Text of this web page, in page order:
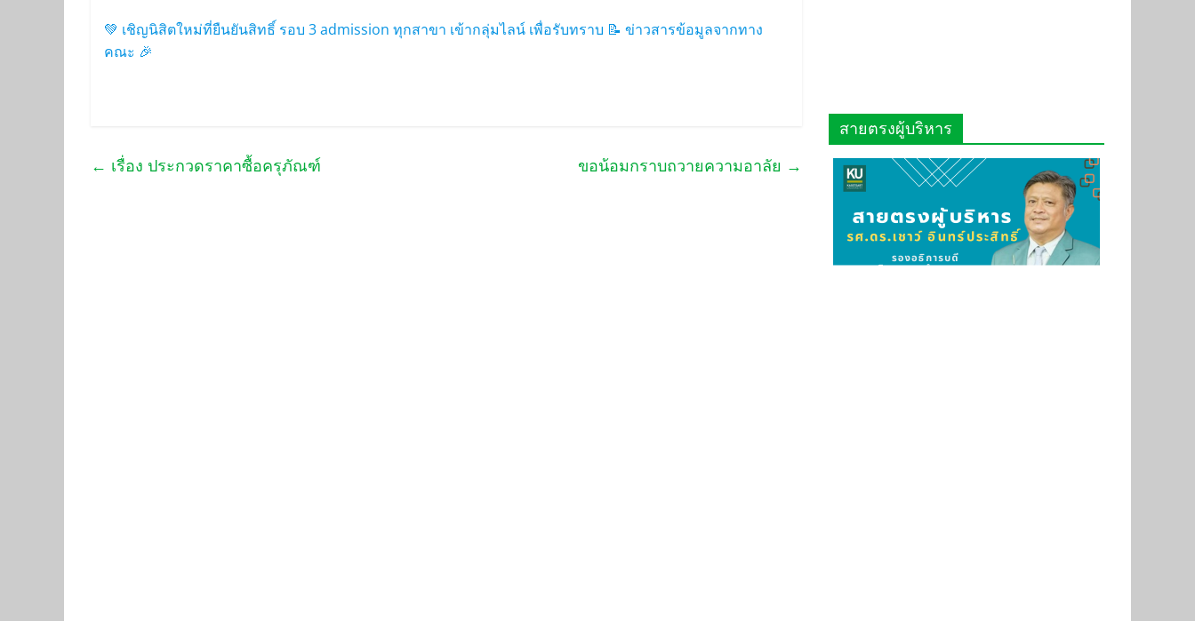
💚 เชิญนิสิตใหม่ที่ยืนยันสิทธิ์ รอบ 3 admission ทุกสาขา เข้ากลุ่มไลน์ เพื่อรับทราบ 📝 ข่าวสารข้อมูลจากทาง
คณะ 🎉
← เรื่อง ประกวดราคาซื้อครุภัณฑ์ ขอน้อมกราบถวายความอาลัย →
สายตรงผู้บริหาร